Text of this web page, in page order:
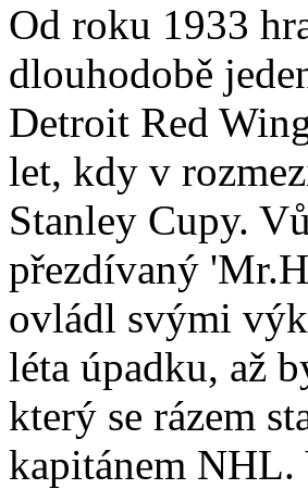
Od roku 1933
dlouhodobě
Detroit Red
let, kdy v
Stanley Cupy.
přezdívaný
ovládl svými
léta úpadku, až
který se rázem
kapitánem NHL.